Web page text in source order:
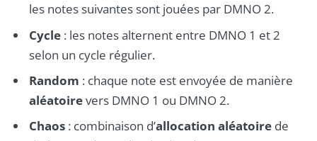
les notes suivantes sont jouées par DMNO 2.
Cycle: les notes alternent entre DMNO 1 et 2
selon un cycle régulier.
Random : chaque note est envoyée de manière
aléatoirevers DMNO 1 ou DMNO 2.
Chaos: combinaison d’allocation aléatoirede